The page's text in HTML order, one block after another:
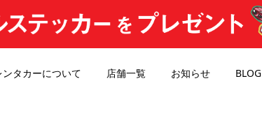
タカーについて 店舗一覧 お知らせ BLOG